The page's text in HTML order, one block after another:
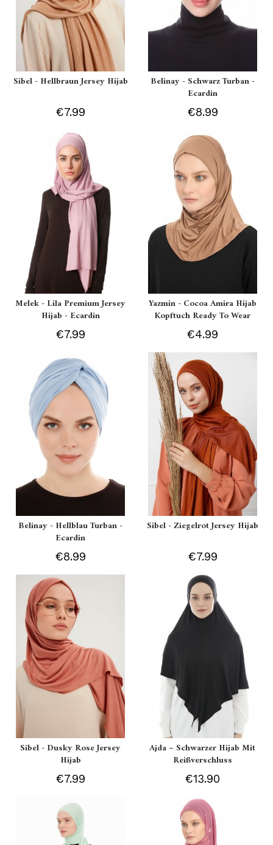
Sibel - Hellbraun Jersey Hijab
€7.99
Belinay - Schwarz Turban -
Ecardin
€8.99
Melek - Lila Premium Jersey
Hijab - Ecardin
€7.99
Yazmin - Cocoa Amira Hijab
Kopftuch Ready To Wear
€4.99
Belinay - Hellblau Turban -
Ecardin
€8.99
Sibel - Ziegelrot Jersey Hijab
€7.99
Sibel - Dusky Rose Jersey
Hijab
€7.99
Ajda – Schwarzer Hijab Mit
Reißverschluss
€13.90